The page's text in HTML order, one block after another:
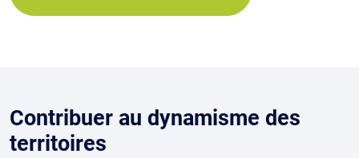
Contribuer au dynamisme des
territoires